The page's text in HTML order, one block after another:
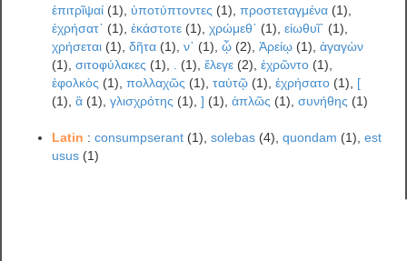
ἐπιτρῖψαί (1), ὑποτύπτοντες (1),προστεταγμένα (1),
ἐχρήσατ᾽ (1),ἑκάστοτε (1),χρώμεθ᾽ (1),εἰωθυῖ᾽ (1),
χρήσεται (1),δῆτα (1),ν᾽ (1),ᾧ (2),Ἀρείῳ (1),ἀγαγὼν
(1),σιτοφύλακες (1), (1),ἔλεγε (2),ἐχρῶντο (1),
ἐφολκὸς (1),πολλαχῶς (1),ταὐτῷ (1),ἐχρήσατο (1), [
(1),ἃ (1),γλισχρότης (1),] (1),ἁπλῶς (1),συνήθης (1)
Latin :consumpserant (1),solebas (4),quondam (1),est
usus (1)